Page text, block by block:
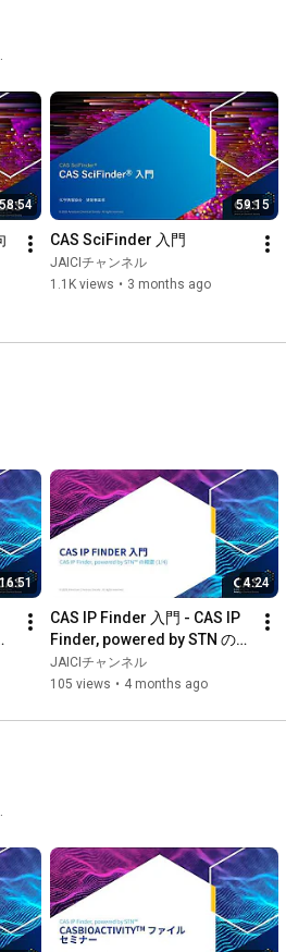
58:54 59:15
CAS SciFinder 入門
JAICIチャンネル
1.1K views • 3 months ago
16:51 4:24
CAS IP Finder 入門 - CAS IP
Finder, powered by STN の概
要 (1/4)
JAICIチャンネル
105 views • 4 months ago